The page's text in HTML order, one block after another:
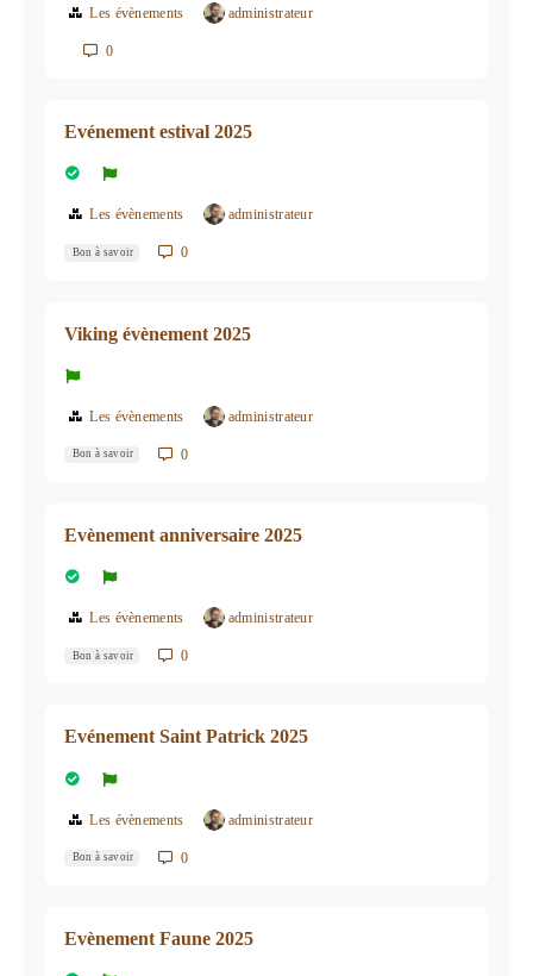
Les évènements administrateur
0
Evénement estival 2025
Les évènements administrateur
Bon à savoir 0
Viking évènement 2025
Les évènements administrateur
Bon à savoir 0
Evènement anniversaire 2025
Les évènements administrateur
Bon à savoir 0
Evénement Saint Patrick 2025
Les évènements administrateur
Bon à savoir 0
Evènement Faune 2025